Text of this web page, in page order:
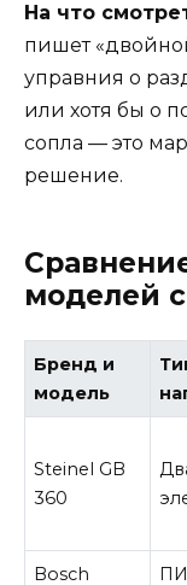
На что
пишет
управния о
или хотя бы о
сопла — это
решение.
моделей
Бренд и
модель
Steinel GB
360
Bosch